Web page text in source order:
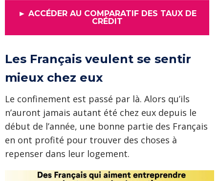
► ACCÉDER AU COMPARATIF DES TAUX DE
CRÉDIT
Les Français veulent se sentir
mieux chez eux
Le confinement est passé par là. Alors qu’ils
n’auront jamais autant été chez eux depuis le
début de l’année, une bonne partie des Français
en ont profité pour trouver des choses à
repenser dans leur logement.